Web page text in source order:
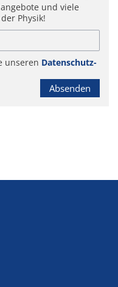
und viele
Physik!
unseren Datenschutz-
Absenden